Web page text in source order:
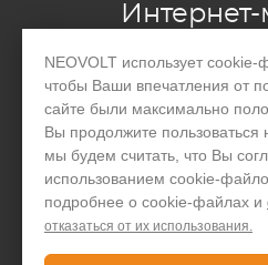
NEOVOLT использует cookie-
чтобы Ваши впечатления от
сайте были максимально
Вы продолжите пользоваться
мы будем считать, что Вы
использованием cookie-
подробнее о cookie-файлах и
отказаться от их использования.
Акции и
Блог